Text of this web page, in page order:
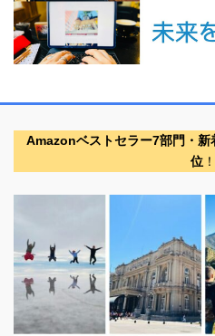
Amazonベストセラー7部門・
位 ！